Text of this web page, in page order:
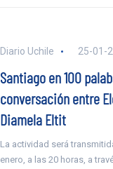
Diario Uchile 25-01-
Santiago en 100
conversación entre
Diamela Eltit
La actividad será
enero, a las 20 horas, a